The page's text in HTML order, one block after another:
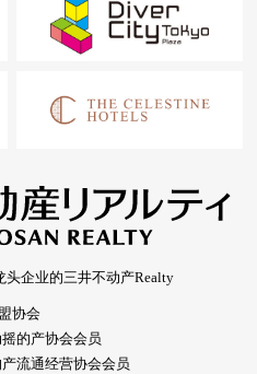
头企业的三井不动产Realty
协会
的产协会会员
流通经营协会会员